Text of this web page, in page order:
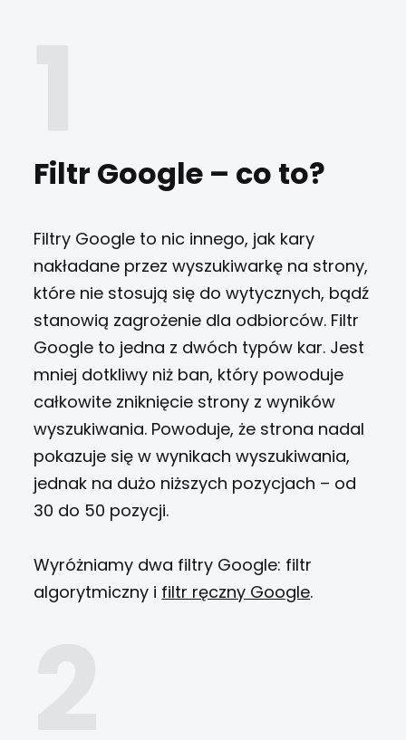
Filtr Google – co to?
Filtry Google to nic innego, jak kary
nakładane przez wyszukiwarkę na strony,
które nie stosują się do wytycznych, bądź
stanowią zagrożenie dla odbiorców. Filtr
Google to jedna z dwóch typów kar. Jest
mniej dotkliwy niż ban, który powoduje
całkowite zniknięcie strony z wyników
wyszukiwania. Powoduje, że strona nadal
pokazuje się w wynikach wyszukiwania,
jednak na dużo niższych pozycjach – od
30 do 50 pozycji.
Wyróżniamy dwa filtry Google: filtr
algorytmiczny i filtr ręczny Google.